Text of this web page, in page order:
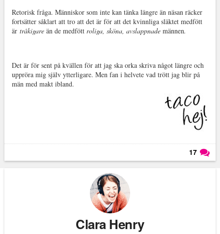
Retorisk fråga. Människor som inte kan tänka längre än näsan räcker
fortsätter såklart att tro att det är för att det kvinnliga släktet medfött
är tråkigareän de medfött roliga, sköna, avslappnademännen.
Det är för sent på kvällen för att jag ska orka skriva något längre och
uppröra mig själv ytterligare. Men fan i helvete vad trött jag blir på
män med makt ibland.
17
Clara Henry